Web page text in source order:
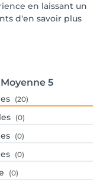
en laissant un
d'en savoir plus
5
(20)
(0)
(0)
(0)
(0)